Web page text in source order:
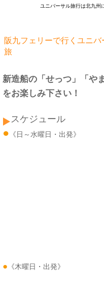
ユニバーサル旅行は北九州
阪九フェリーで行くユニ
旅
新造船の「せっつ」「や
をお楽しみ下さい！
スケジュール
● 《日～水曜日・出発》
● 《木曜日・出発》